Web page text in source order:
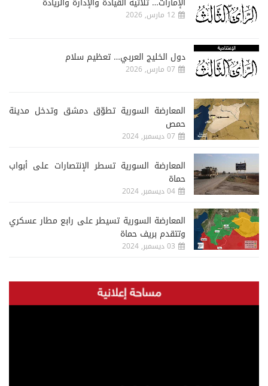
12 مارس, 2026
دول الخليج العربي… تعظيم سلام
07 مارس, 2026
المعارضة السورية تطوّق دمشق وتدخل مدينة
حمص
07 ديسمبر, 2024
المعارضة السورية تسطر الإنتصارات على أبواب
حماة
04 ديسمبر, 2024
المعارضة السورية تسيطر على رابع مطار عسكري
وتتقدم بريف حماة
03 ديسمبر, 2024